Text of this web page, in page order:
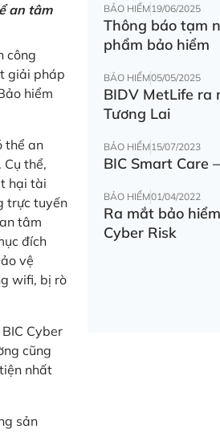
an tâm
công
giải pháp
hiểm
thể an
Cụ thể,
hại tài
trực tuyến
tâm
đích
vệ
wifi, bị rò
Cyber
cũng
nhất
sản
BẢO HIỂM19/06/2025
Thông báo tạm
phẩm bảo hiểm
BẢO HIỂM05/05/2025
BIDV MetLife ra
Tương Lai
BẢO HIỂM15/07/2023
BIC Smart Care
BẢO HIỂM01/04/2022
Ra mắt bảo
Cyber Risk